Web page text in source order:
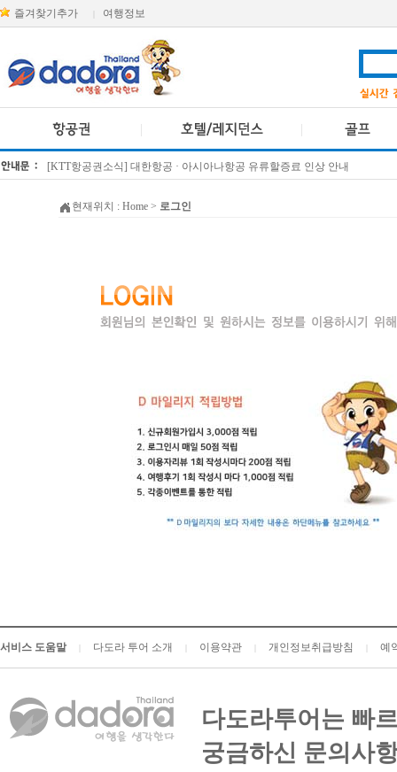
즐겨찾기추가 여행정보
[KTT항공권소식] 대한항공 · 아시아나항공 유류할증료 인상 안내
현재위치 :Home > 로그인
서비스 도움말 다도라 투어 소개 이용약관 개인정보취급방침 예
다도라투어는 빠
궁금하신 문의사